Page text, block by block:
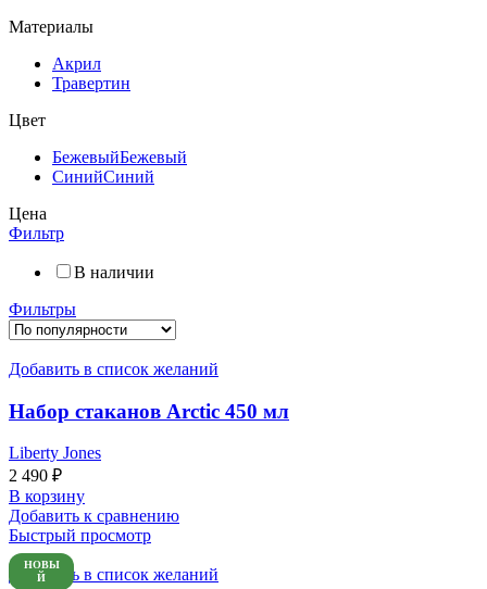
Материалы
Акрил
Травертин
Цвет
БежевыйБежевый
СинийСиний
Цена
Фильтр
В наличии
Фильтры
Добавить в список желаний
Набор стаканов Arctic 450 мл
Liberty Jones
2 490 ₽
В корзину
Добавить к сравнению
Быстрый просмотр
НОВЫ
Й
Добавить в список желаний